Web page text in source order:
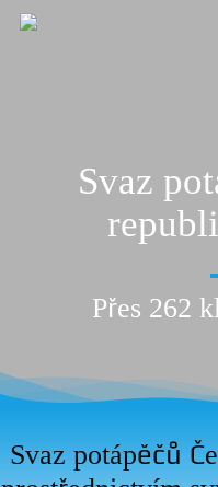
Svaz
Přes 262
Svaz potápěčů